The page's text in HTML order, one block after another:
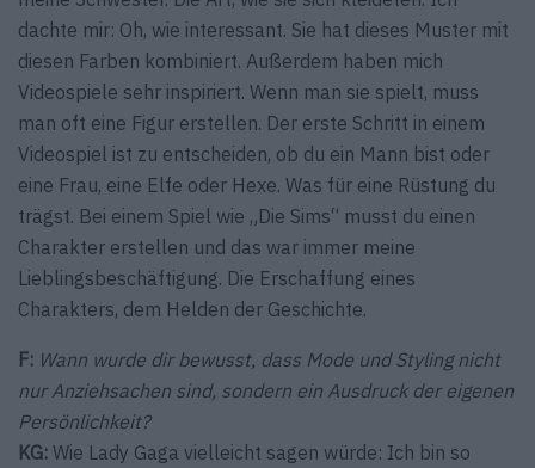
dachte mir: Oh, wie interessant. Sie hat dieses Muster mit
diesen Farben kombiniert. Außerdem haben mich
Videospiele sehr inspiriert. Wenn man sie spielt, muss
man oft eine Figur erstellen. Der erste Schritt in einem
Videospiel ist zu entscheiden, ob du ein Mann bist oder
eine Frau, eine Elfe oder Hexe. Was für eine Rüstung du
trägst. Bei einem Spiel wie „Die Sims“ musst du einen
Charakter erstellen und das war immer meine
Lieblingsbeschäftigung. Die Erschaffung eines
Charakters, dem Helden der Geschichte.
F: Wann wurde dir bewusst, dass Mode und Styling nicht
nur Anziehsachen sind, sondern ein Ausdruck der eigenen
Persönlichkeit?
KG: Wie Lady Gaga vielleicht sagen würde: Ich bin so